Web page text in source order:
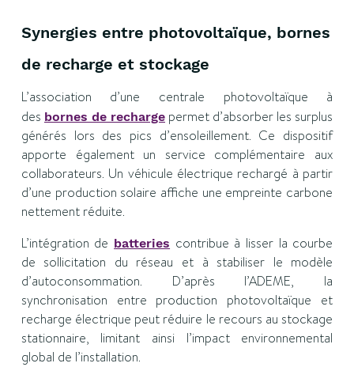
Synergies entre photovoltaïque, bornes
de recharge et stockage
L’association d’une centrale photovoltaïque à
des bornes de recharge permet d’absorber les surplus
générés lors des pics d’ensoleillement. Ce dispositif
apporte également un service complémentaire aux
collaborateurs. Un véhicule électrique rechargé à partir
d’une production solaire affiche une empreinte carbone
nettement réduite.
L’intégration de batteries contribue à lisser la courbe
de sollicitation du réseau et à stabiliser le modèle
d’autoconsommation. D’après l’ADEME, la
synchronisation entre production photovoltaïque et
recharge électrique peut réduire le recours au stockage
stationnaire, limitant ainsi l’impact environnemental
global de l’installation.